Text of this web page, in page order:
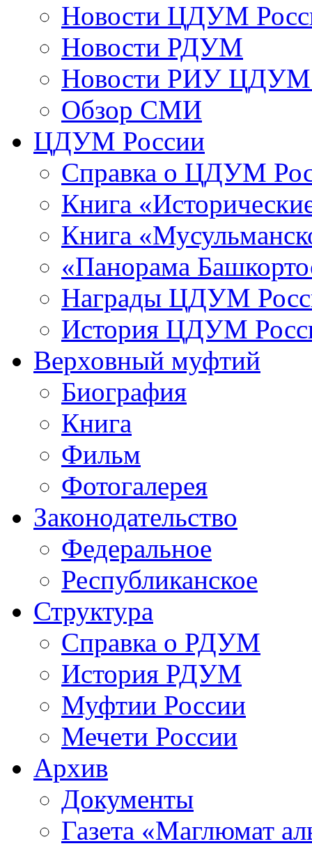
Новости ЦДУМ
Новости РДУМ
Новости РИУ ЦДУМ
Обзор СМИ
ЦДУМ России
Справка о ЦДУМ
Книга
Книга
«Панорама
Награды ЦДУМ
История ЦДУМ
Верховный муфтий
Биография
Книга
Фильм
Фотогалерея
Законодательство
Федеральное
Республиканское
Структура
Справка о РДУМ
История РДУМ
Муфтии России
Мечети России
Архив
Документы
Газета «Маглюмат